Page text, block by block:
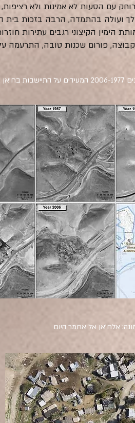
עם הסעות לא אמינות ולא רציפות,
ועולה בהתמדה, הרבה בזכות בית
הימין הקיצוני רגבים עתירות
פורום שכנות טובה,
אחמר
אלח'אן אל אחמר היום